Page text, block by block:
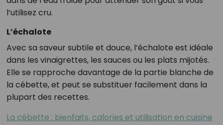
l’utilisez cru.
L’échalote
Avec sa saveur subtile et douce, l’échalote est idéale
dans les vinaigrettes, les sauces ou les plats mijotés.
Elle se rapproche davantage de la partie blanche de
la cébette, et peut se substituer facilement dans la
plupart des recettes.
La cébette : bienfaits, calories et utilisation en cuisine